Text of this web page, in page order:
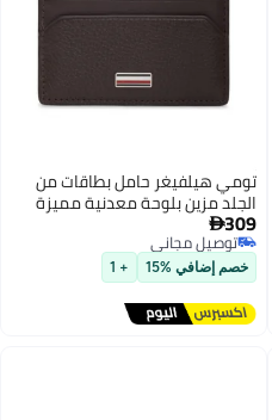
تومي هيلفيغر حامل بطاقات من
الجلد مزين بلوحة معدنية مميزة
309
توصيل مجاني
توصيل مجاني
خصم إضافي %15 + 1